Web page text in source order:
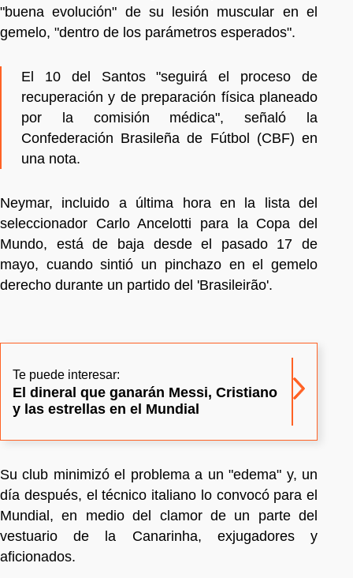
"buena evolución" de su lesión muscular en el
gemelo, "dentro de los parámetros esperados".
El 10 del Santos "seguirá el proceso de
recuperación y de preparación física planeado
por la comisión médica", señaló la
Confederación Brasileña de Fútbol (CBF) en
una nota.
Neymar, incluido a última hora en la lista del
seleccionador Carlo Ancelotti para la Copa del
Mundo, está de baja desde el pasado 17 de
mayo, cuando sintió un pinchazo en el gemelo
derecho durante un partido del 'Brasileirão'.
Te puede interesar:
El dineral que ganarán Messi, Cristiano
y las estrellas en el Mundial
Su club minimizó el problema a un "edema" y, un
día después, el técnico italiano lo convocó para el
Mundial, en medio del clamor de un parte del
vestuario de la Canarinha, exjugadores y
aficionados.